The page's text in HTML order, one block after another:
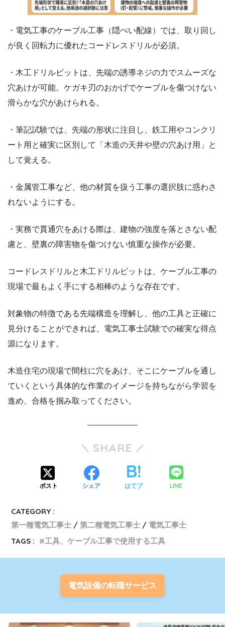
・電気工事のケーブル工事（隠ぺい配線）では、取り回し
が良く回転力に優れたコードレスドリルが必須。
・木工ドリルビットは、先端の誘導ネジの力でスムーズな
穴あけが可能。ケガキ刃のおかげでケーブルを傷つけない
滑らかな穴があけられる。
・筆記試験では、先端の形状に注目し、鉄工用やコンクリ
ート用と確実に区別して「木造の天井や壁の穴あけ用」と
して覚える。
・金属管工事など、他の材質を扱う工事の選択肢に惑わさ
れないようにする。
・実務で貫通穴をあける際は、建物の強度を落とさない配
慮と、壁裏の障害物を傷つけない慎重な操作が必要。
コードレスドリルと木工ドリルビットは、ケーブル工事の
現場で最もよく手にする相棒のような存在です。
対象物の特徴である先端構造を理解し、他の工具と正確に
見分けることができれば、電気工事士試験での確実な得点
源になります。
木造住宅の現場で間柱に穴をあけ、そこにケーブルを通し
ていくという具体的な作業のイメージを持ちながら学習を
進め、合格を掴み取ってください。
SHARE
ポスト シェア はてブ LINE
CATEGORY :
第一種電気工事士
第二種電気工事士
電気工事士
TAGS :
工具、ケーブル工事で使用する工具
電気設備の転職サービス